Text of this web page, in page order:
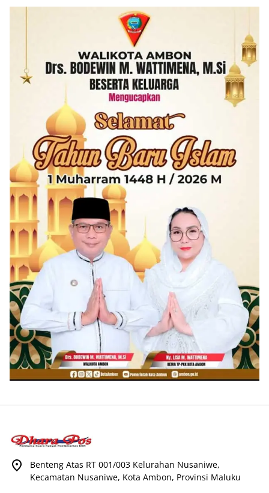
Benteng Atas RT 001/003 Kelurahan Nusaniwe,
Kecamatan Nusaniwe, Kota Ambon, Provinsi Maluku